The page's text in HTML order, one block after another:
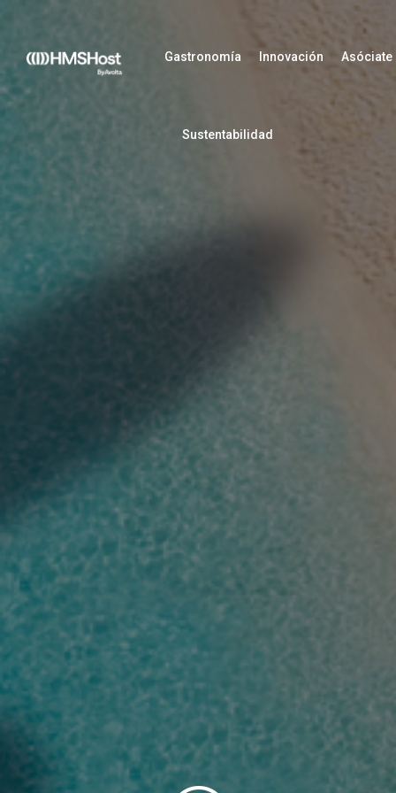
Gastronomía Innovación Asóciate
Sustentabilidad